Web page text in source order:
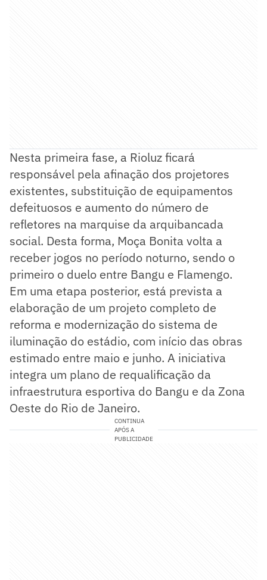
Nesta primeira fase, a Rioluz ficará
responsável pela afinação dos projetores
existentes, substituição de equipamentos
defeituosos e aumento do número de
refletores na marquise da arquibancada
social. Desta forma, Moça Bonita volta a
receber jogos no período noturno, sendo o
primeiro o duelo entre Bangu e Flamengo.
Em uma etapa posterior, está prevista a
elaboração de um projeto completo de
reforma e modernização do sistema de
iluminação do estádio, com início das obras
estimado entre maio e junho. A iniciativa
integra um plano de requalificação da
infraestrutura esportiva do Bangu e da Zona
Oeste do Rio de Janeiro.
CONTINUA
APÓS A
PUBLICIDADE